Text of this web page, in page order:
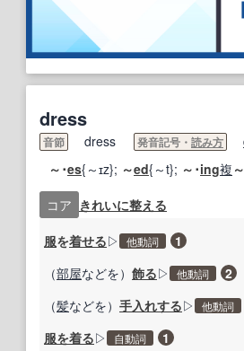
dress
音節 dress 発音記号・ 読み方
～･es{～ɪz}; ～ed{～t}; ～･ing複
コア きれいに整える
服を着せる▷ 他動詞
1
（部屋などを） 飾る▷ 他動詞
2
（髪などを） 手入れする▷ 他動詞
服を着る▷ 自動詞
1